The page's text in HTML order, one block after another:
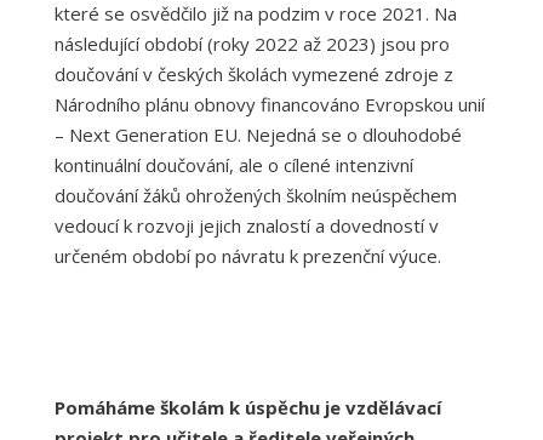
které se osvědčilo již na podzim v roce 2021. Na
následující období (roky 2022 až 2023) jsou pro
doučování v českých školách vymezené zdroje z
Národního plánu obnovy financováno Evropskou unií
– Next Generation EU. Nejedná se o dlouhodobé
kontinuální doučování, ale o cílené intenzivní
doučování žáků ohrožených školním neúspěchem
vedoucí k rozvoji jejich znalostí a dovedností v
určeném období po návratu k prezenční výuce.
Pomáháme školám k úspěchu je vzdělávací